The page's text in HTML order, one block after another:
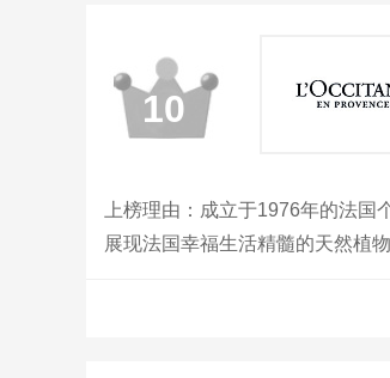
10
上榜理由：成立于1976年的法
展现法国幸福生活精髓的天然植